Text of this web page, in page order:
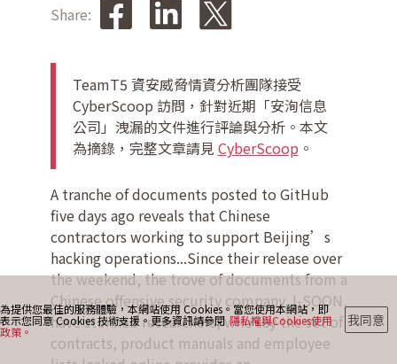
最新消息
聯絡我們
Share:
TeamT5 資安威脅情資分析團隊接受
CyberScoop 訪問，針對近期「安洵信息
公司」洩漏的文件進行評論與分析。本文
為摘錄，完整文章請見 CyberScoop 。
A tranche of documents posted to GitHub
five days ago reveals that Chinese
contractors working to support Beijing’s
hacking operations...Since their release over
the weekend, the trove of documents from a
Chinese offensive security company, I-SOON,
have stunned researchers, who say the set of
contracts, product manuals and employee
為提供您最佳的服務體驗，本網站使用 Cookies。當您使用本網站，即
表示您同意 Cookies 技術支援。更多資訊請參閱 隱私權與Cookies使用
政策。
我同意